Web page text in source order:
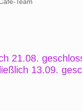
Team
21.08.
13.09.